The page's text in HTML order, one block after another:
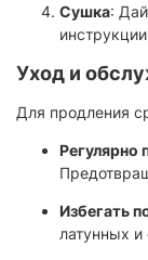
Сушка:
Уход и
Для продления
Регулярно
Избегать
латунных и